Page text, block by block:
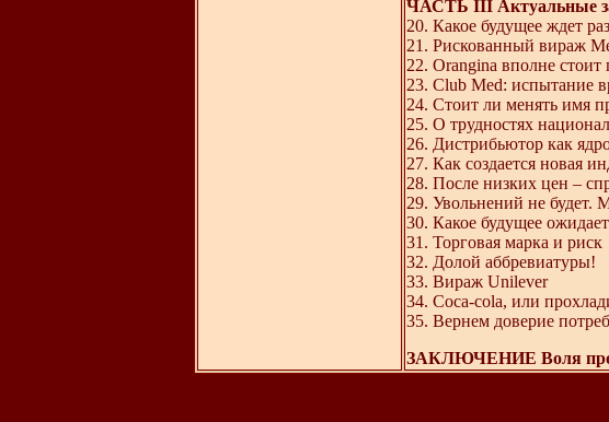
ЧАСТЬ III Актуальные
20. Какое будущее ждет
21. Рискованный вираж
22. Orangina вполне
23. Club Med: испытание
24. Стоит ли менять имя
25. О трудностях
26. Дистрибьютор как
27. Как создается новая
28. После низких цен –
29. Увольнений не будет.
30. Какое будущее
31. Торговая марка и риск
32. Долой аббревиатуры!
33. Вираж Unilever
34. Coca-cola, или
35. Вернем доверие
ЗАКЛЮЧЕНИЕ Воля